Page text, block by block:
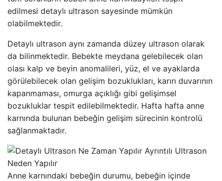
edilmesi detaylı ultrason sayesinde mümkün
olabilmektedir.
Detaylı ultrason aynı zamanda düzey ultrason olarak
da bilinmektedir. Bebekte meydana gelebilecek olan
olası kalp ve beyin anomalileri, yüz, el ve ayaklarda
görülebilecek olan gelişim bozuklukları, karın duvarının
kapanmaması, omurga açıklığı gibi gelişimsel
bozukluklar tespit edilebilmektedir. Hafta hafta anne
karnında bulunan bebeğin gelişim sürecinin kontrolü
sağlanmaktadır.
Anne karnındaki bebeğin durumu, bebeğin içinde